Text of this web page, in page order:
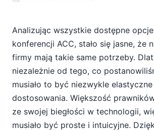
Analizując wszystkie dostępne
konferencji ACC, stało się jasne, że
firmy mają takie same potrzeby.
niezależnie od tego, co
musiało to być niezwykle elastyczne
dostosowania. Większość
ze swojej biegłości w technologii,
musiało być proste i intuicyjne.